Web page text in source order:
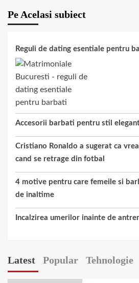
Pe Acelasi subiect
Reguli de dating esentiale pentru
Accesorii barbati pentru stil
Cristiano Ronaldo a sugerat ca
cand se retrage din fotbal
4 motive pentru care femeile si
de inaltime
Incalzirea umerilor inainte de
Latest Popular Tehnologie